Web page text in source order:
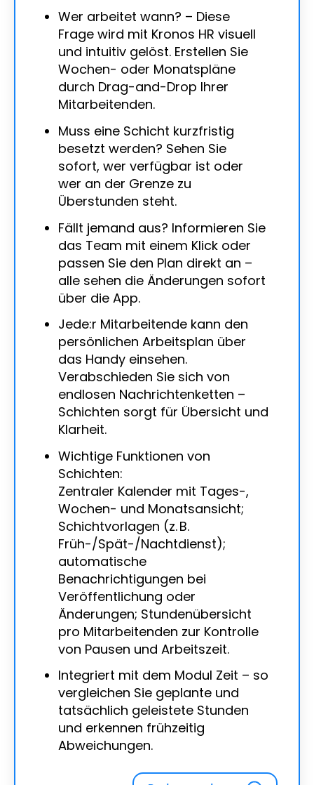
Wer arbeitet wann? – Diese
Frage wird mit Kronos HR visuell
und intuitiv gelöst. Erstellen Sie
Wochen- oder Monatspläne
durch Drag-and-Drop Ihrer
Mitarbeitenden.
Muss eine Schicht kurzfristig
besetzt werden? Sehen Sie
sofort, wer verfügbar ist oder
wer an der Grenze zu
Überstunden steht.
Fällt jemand aus? Informieren Sie
das Team mit einem Klick oder
passen Sie den Plan direkt an –
alle sehen die Änderungen sofort
über die App.
Jede:r Mitarbeitende kann den
persönlichen Arbeitsplan über
das Handy einsehen.
Verabschieden Sie sich von
endlosen Nachrichtenketten –
Schichten sorgt für Übersicht und
Klarheit.
Wichtige Funktionen von
Schichten:
Zentraler Kalender mit Tages-,
Wochen- und Monatsansicht;
Schichtvorlagen (z. B.
Früh-/Spät-/Nachtdienst);
automatische
Benachrichtigungen bei
Veröffentlichung oder
Änderungen; Stundenübersicht
pro Mitarbeitenden zur Kontrolle
von Pausen und Arbeitszeit.
Integriert mit dem Modul Zeit – so
vergleichen Sie geplante und
tatsächlich geleistete Stunden
und erkennen frühzeitig
Abweichungen.